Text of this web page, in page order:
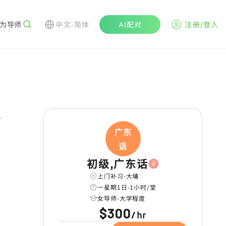
导师 中文-简体 AI配对 注册/登入
广东
话
初级,广东话
上门补习-大埔
一星期1日-1小时/堂
女导师-大学程度
$300/hr